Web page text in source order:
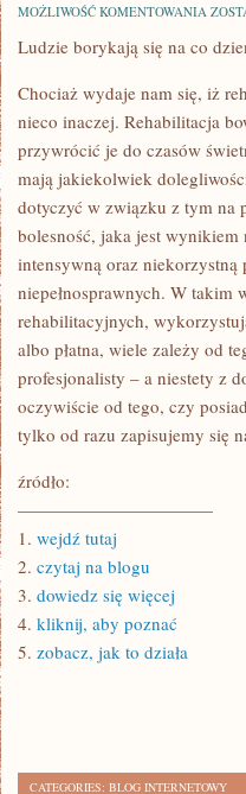
MOŻLIWOŚĆ KOMENTOWANIA JEST
DUŻO
SĄ
Ludzie borykają się na co
Chociaż wydaje nam się, iż
nieco inaczej. Rehabilitacja
przywrócić je do czasów
mają jakiekolwiek
dotyczyć w związku z tym na
bolesność, jaka jest
intensywną oraz
niepełnosprawnych. W takim
rehabilitacyjnych,
albo płatna, wiele zależy od
profesjonalisty – a niestety z
oczywiście od tego, czy
tylko od razu zapisujemy się
źródło:
———————————
1. wejdź tutaj
2. czytaj na blogu
3. dowiedz się więcej
4. kliknij, aby poznać
5. zobacz, jak to działa
CATEGORIES: BLOG INTERNETOWY